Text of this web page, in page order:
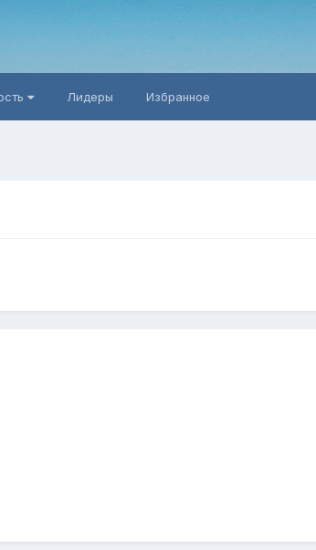
Лидеры Избранное